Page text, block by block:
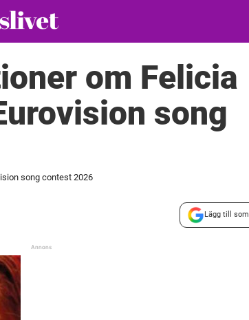
om Felicia
song
song contest 2026
Lägg till